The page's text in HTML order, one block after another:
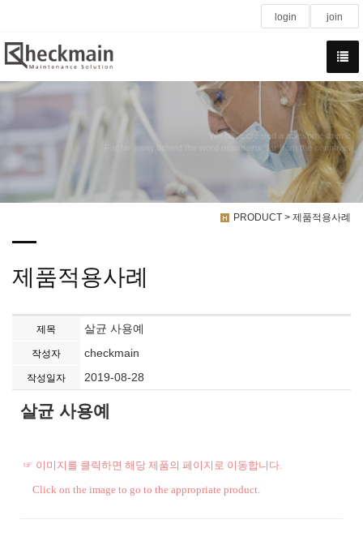
login join
We have created a awesome theme
Far far away,behind the word mountains, far from the countries
PRODUCT > 제품적용사례
제품적용사례
제목 살균 사용예
작성자 checkmain
작성일자 2019-08-28
살균 사용예
☞ 이미지를 클릭하면 해당 제품의 페이지로 이동합니다.
Click on the image to go to the appropriate product.